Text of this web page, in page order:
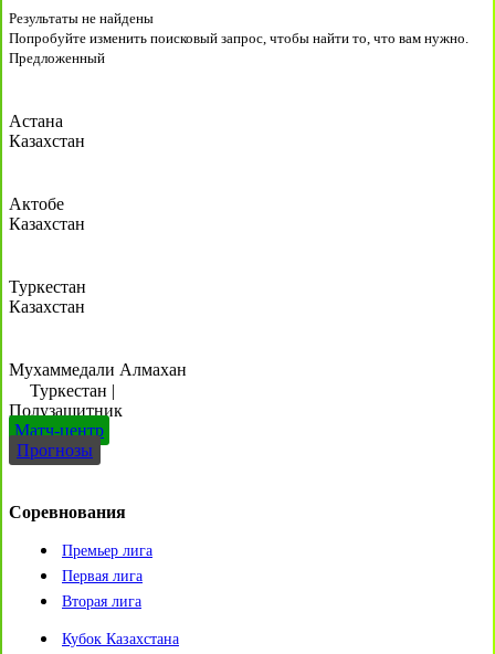
Результаты не найдены
Попробуйте изменить поисковый запрос, чтобы найти то, что вам нужно.
Предложенный
Астана
Казахстан
Актобе
Казахстан
Туркестан
Казахстан
Мухаммедали Алмахан
Туркестан |
Полузащитник
Матч-центр
Прогнозы
Соревнования
Премьер лига
Первая лига
Вторая лига
Кубок Казахстана